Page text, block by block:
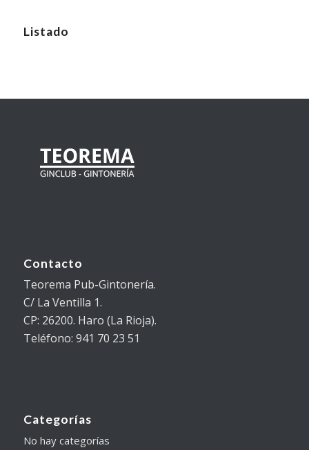
Listado
Contacto
Teorema Pub-Gintonería.
C/ La Ventilla 1.
CP: 26200. Haro (La Rioja).
Teléfono: 941 70 23 51
Categorías
No hay categorías